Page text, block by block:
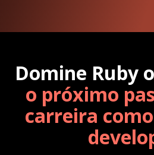
Domine Ruby
o próximo
carreira